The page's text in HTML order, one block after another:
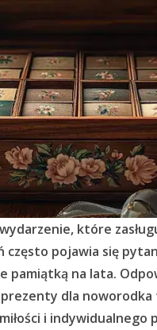
które
często pojawia się
pamiątką na lata.
dla
i indywidualnego